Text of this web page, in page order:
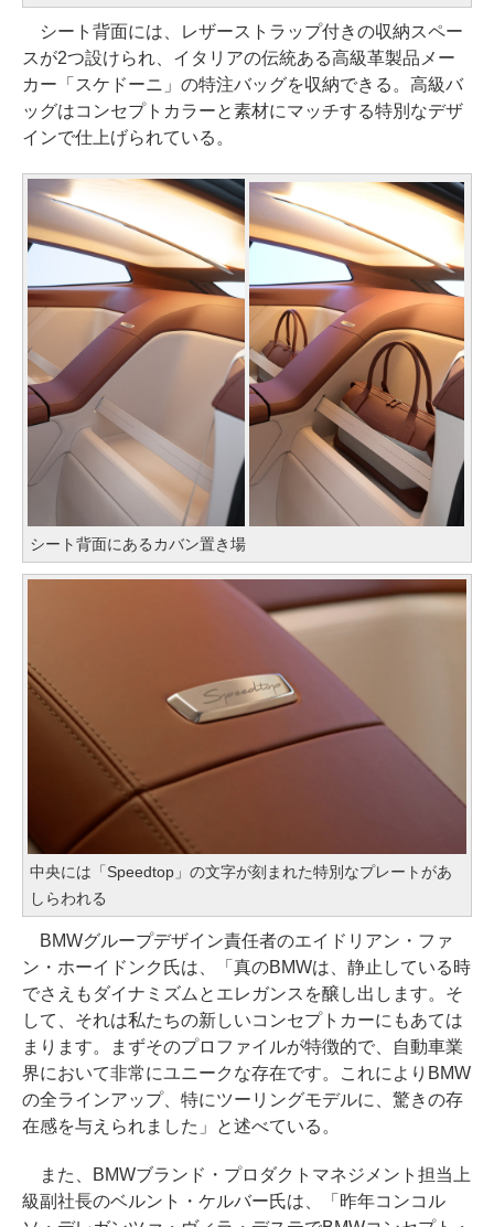
シート背面には、レザーストラップ付きの収納スペー
スが2つ設けられ、イタリアの伝統ある高級革製品メー
カー「スケドーニ」の特注バッグを収納できる。高級バ
ッグはコンセプトカラーと素材にマッチする特別なデザ
インで仕上げられている。
シート背面にあるカバン置き場
中央には「Speedtop」の文字が刻まれた特別なプレートがあ
しらわれる
BMWグループデザイン責任者のエイドリアン・ファ
ン・ホーイドンク氏は、「真のBMWは、静止している時
でさえもダイナミズムとエレガンスを醸し出します。そ
して、それは私たちの新しいコンセプトカーにもあては
まります。まずそのプロファイルが特徴的で、自動車業
界において非常にユニークな存在です。これによりBMW
の全ラインアップ、特にツーリングモデルに、驚きの存
在感を与えられました」と述べている。
また、BMWブランド・プロダクトマネジメント担当上
級副社長のベルント・ケルバー氏は、「昨年コンコル